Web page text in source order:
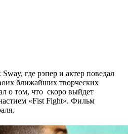
Sway, где рэпер и актер поведал
ближайших творческих
о том, что скоро выйдет
«Fist Fight». Фильм